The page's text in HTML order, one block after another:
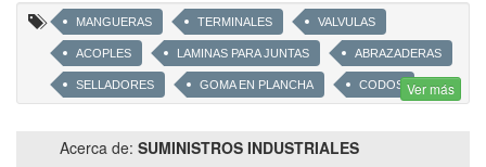
MANGUERAS TERMINALES VALVULAS
ACOPLES LAMINAS PARA JUNTAS ABRAZADERAS
SELLADORES GOMA EN PLANCHA CODOS
UNIONES DOBLES A GOLPE BRIDAS
Ver más
Acerca de: SUMINISTROS INDUSTRIALES